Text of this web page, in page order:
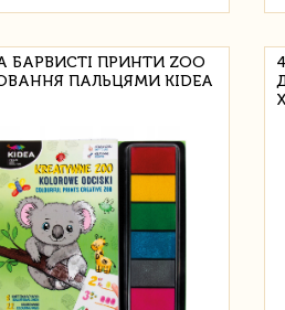
БАРВИСТІ ПРИНТИ ZOO
ПАЛЬЦЯМИ KIDEA